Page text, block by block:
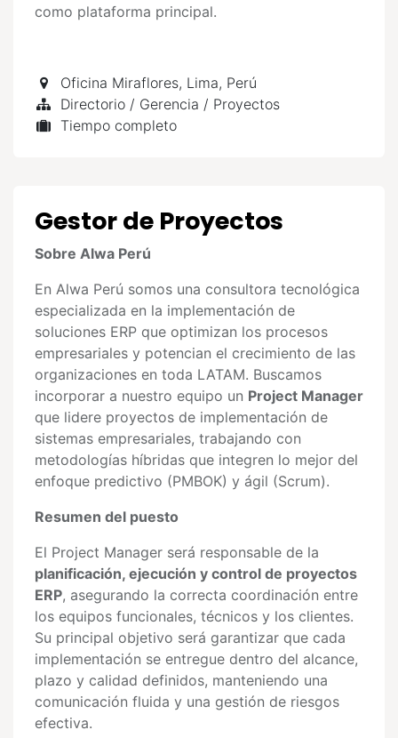
como plataforma principal.
Oficina Miraflores, Lima, Perú
Directorio / Gerencia / Proyectos
Tiempo completo
Gestor de Proyectos
Sobre Alwa Perú
En Alwa Perú somos una consultora tecnológica
especializada en la implementación de
soluciones ERP que optimizan los procesos
empresariales y potencian el crecimiento de las
organizaciones en toda LATAM. Buscamos
incorporar a nuestro equipo un Project Manager
que lidere proyectos de implementación de
sistemas empresariales, trabajando con
metodologías híbridas que integren lo mejor del
enfoque predictivo (PMBOK) y ágil (Scrum).
Resumen del puesto
El Project Manager será responsable de la
planificación, ejecución y control de proyectos
ERP, asegurando la correcta coordinación entre
los equipos funcionales, técnicos y los clientes.
Su principal objetivo será garantizar que cada
implementación se entregue dentro del alcance,
plazo y calidad definidos, manteniendo una
comunicación fluida y una gestión de riesgos
efectiva.